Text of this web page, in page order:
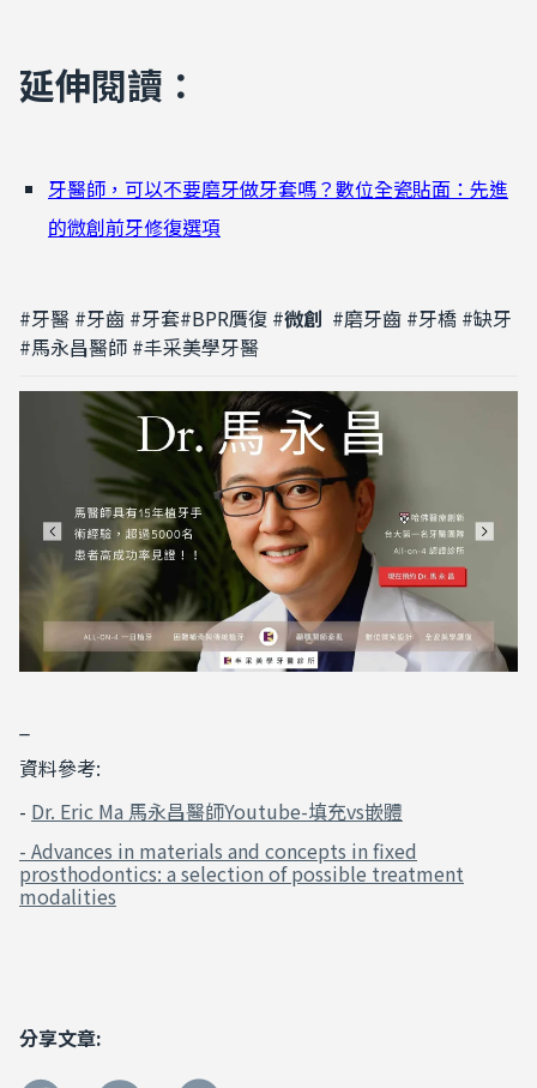
延伸閱讀：
牙醫師，可以不要磨牙做牙套嗎？數位全瓷貼面：先進
的微創前牙修復選項
#牙醫 #牙齒 #牙套#BPR贋復 #微創 #磨牙齒 #牙橋 #缺牙
#馬永昌醫師 #丰采美學牙醫
資料參考:
- Dr. Eric Ma 馬永昌醫師Youtube-填充vs嵌體
- Advances in materials and concepts in fixed
prosthodontics: a selection of possible treatment
modalities
分享文章: